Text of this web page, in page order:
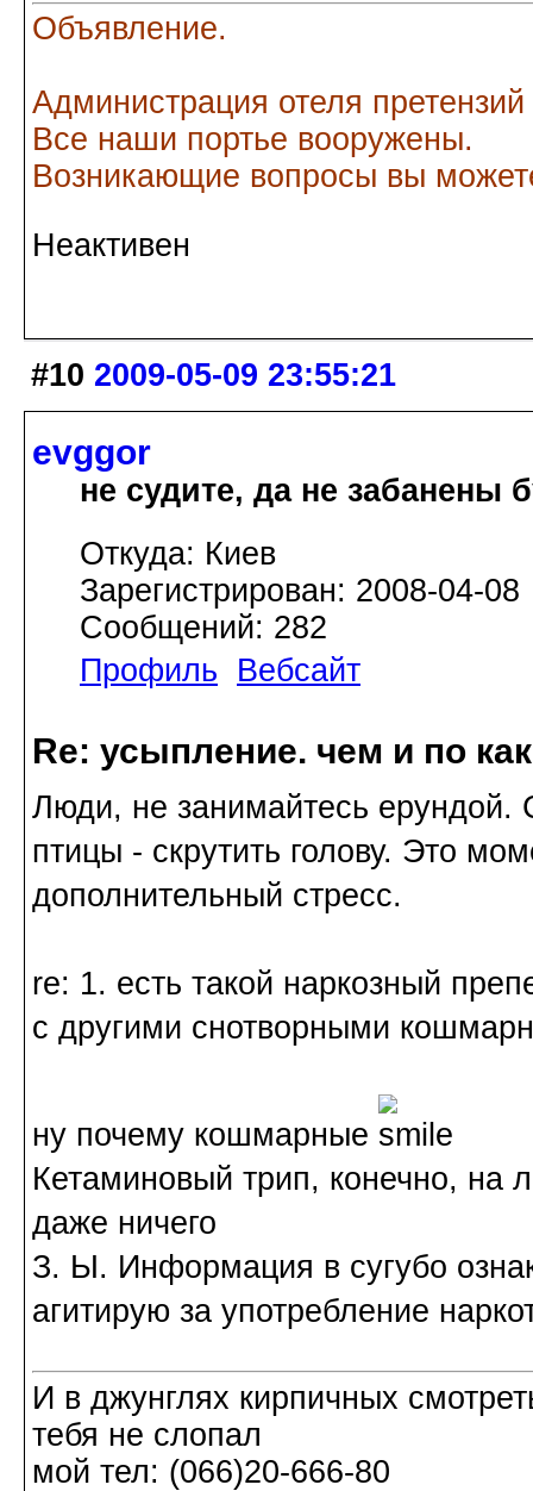
Объявление.
Администрация отеля
Все наши портье вооружены.
Возникающие вопросы вы
Неактивен
#10 2009-05-09 23:55:21
evggor
не судите, да не забанены
Откуда: Киев
Зарегистрирован: 2008-04-08
Сообщений: 282
Профиль
Вебсайт
Re: усыпление. чем и по
Люди, не занимайтесь ерундой.
птицы - скрутить голову. Это
дополнительный стресс.
re: 1. есть такой наркозный
с другими снотворными
ну почему кошмарные
Кетаминовый трип, конечно, на
даже ничего
З. Ы. Информация в сугубо
агитирую за употребление
И в джунглях кирпичных
тебя не слопал
мой тел: (066)20-666-80